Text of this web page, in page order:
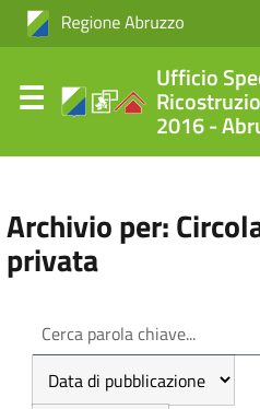
Ufficio
2016 -
Archivio per:
privata